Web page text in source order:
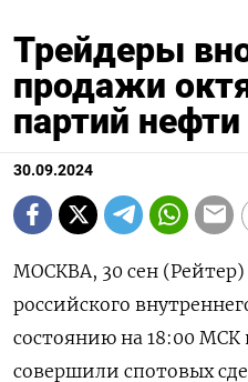
Трейдеры
продажи
партий
30.09.2024
МОСКВА, 30 сен
российского
состоянию на 18:00 МСК
совершили спотовых